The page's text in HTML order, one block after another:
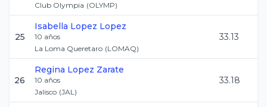
Club Olympia (OLYMP)
25
Isabella Lopez Lopez
10 años
La Loma Queretaro (LOMAQ)
33.13
26
Regina Lopez Zarate
10 años
Jalisco (JAL)
33.18